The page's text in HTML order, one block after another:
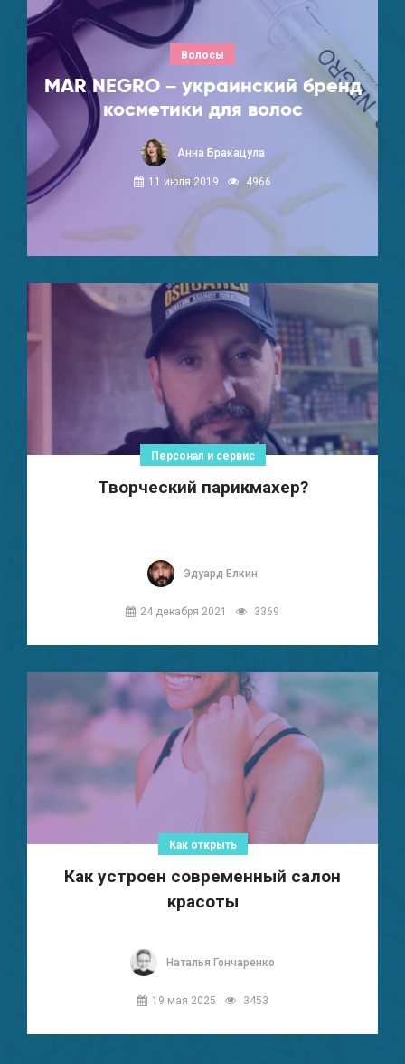
Волосы
MAR NEGRO – украинский бренд
косметики для волос
Анна Бракацула
11 июля 2019 4966
Персонал и сервис
Творческий парикмахер?
Эдуард Елкин
24 декабря 2021 3369
Как открыть
Как устроен современный салон
красоты
Наталья Гончаренко
19 мая 2025 3453